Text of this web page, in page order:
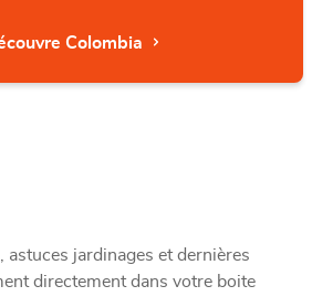
Colombia
astuces jardinages et dernières
directement dans votre boite